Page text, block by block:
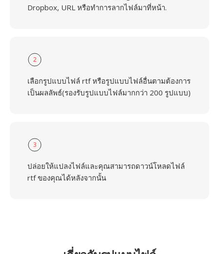
Dropbox, URL หรือทำการลากไฟล์มาที่หน้า.
2
เลือกรูปแบบไฟล์ rtf หรือรูปแบบไฟล์อื่นตามต้องการ
เป็นผลลัพธ์(รองรับรูปแบบไฟล์มากกว่า 200 รูปแบบ)
3
ปล่อยให้แปลงไฟล์และคุณสามารถดาวน์โหลดไฟล์
rtf ของคุณได้หลังจากนั้น